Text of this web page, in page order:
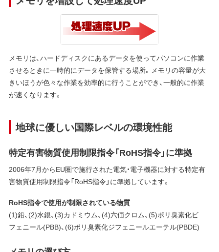
メモリは、ハードディスクにあるデータを使ってパソコンに作業
させるときに一時的にデータを保管する場所。メモリの容量が大
きいほうが色々な作業を効率的に行うことができ、一般的に作業
が速くなります。
地球に優しい国際レベルの環境性能
特定有害物質使用制限指令「RoHS指令」に準拠
2006年7月からEU圏で施行された電気・電子機器に対する特定有
害物質使用制限指令「RoHS指令」に準拠しています。
RoHS指令で使用が制限されている物質
(1)鉛、(2)水銀、(3)カドミウム、(4)六価クロム、(5)ポリ臭素化ビ
フェニール(PBB)、(6)ポリ臭素化ジフェニールエーテル(PBDE)